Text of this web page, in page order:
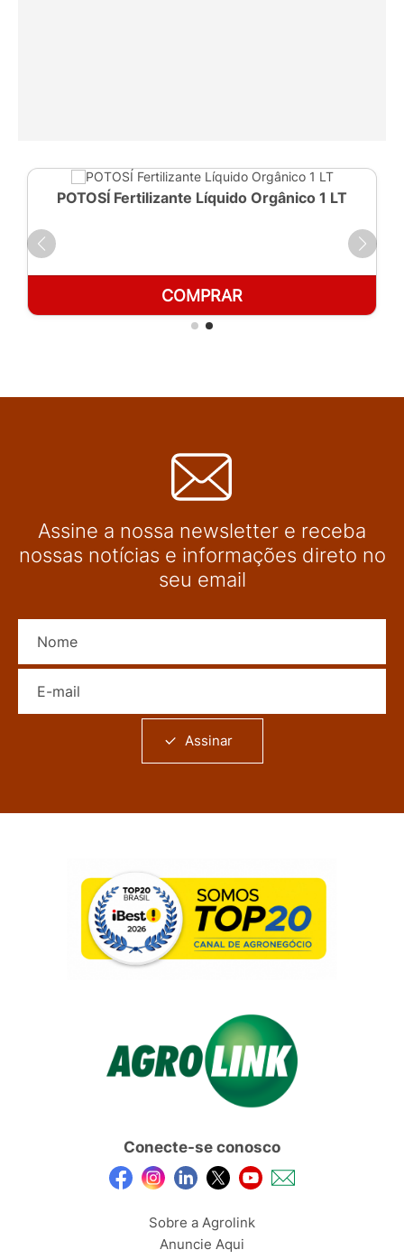
POTOSÍ Fertilizante Líquido Orgânico 1 LT
COMPRAR
Assine a nossa newsletter e receba
nossas notícias e informações direto no
seu email
Assinar
Conecte-se conosco
Sobre a Agrolink
Anuncie Aqui